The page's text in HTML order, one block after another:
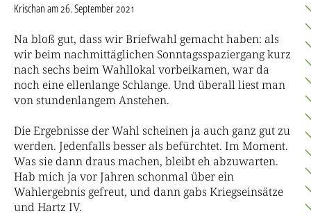
Krischanam 26. September 2021
Na bloß gut, dass wir Briefwahl gemacht haben: als
wir beim nachmittäglichen Sonntagsspaziergang kurz
nach sechs beim Wahllokal vorbeikamen, war da
noch eine ellenlange Schlange. Und überall liest man
von stundenlangem Anstehen.
Die Ergebnisse der Wahl scheinen ja auch ganz gut zu
werden. Jedenfalls besser als befürchtet. Im Moment.
Was sie dann draus machen, bleibt eh abzuwarten.
Hab mich ja vor Jahren schonmal über ein
Wahlergebnis gefreut, und dann gabs Kriegseinsätze
und Hartz IV.